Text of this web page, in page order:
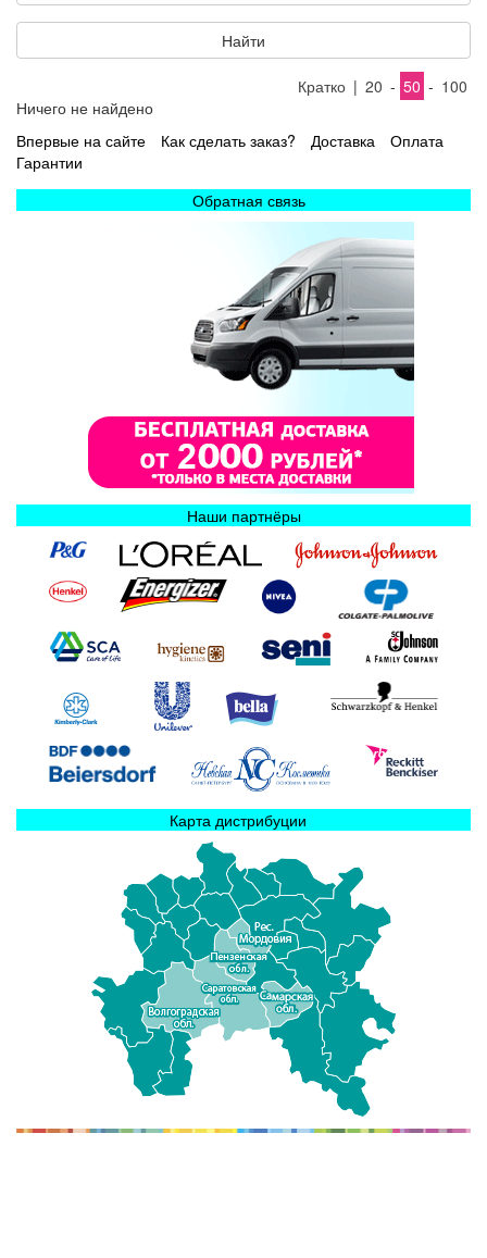
Найти
Кратко | 20 - 50 - 100
Ничего не найдено
Впервые на сайте
Как сделать заказ? Доставка
Оплата
Гарантии
Обратная связь
Наши партнёры
Карта дистрибуции